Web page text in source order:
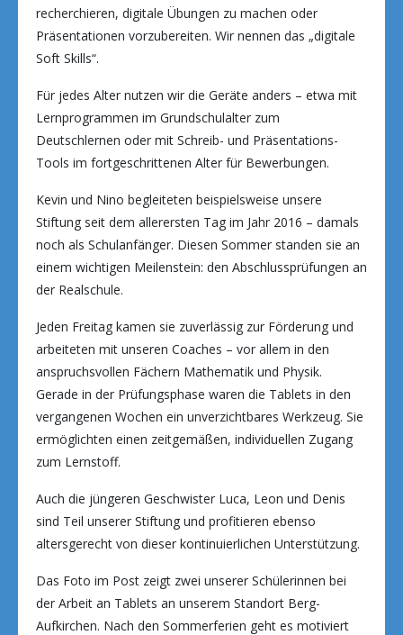
recherchieren, digitale Übungen zu machen oder
Präsentationen vorzubereiten. Wir nennen das „digitale
Soft Skills“.
Für jedes Alter nutzen wir die Geräte anders – etwa mit
Lernprogrammen im Grundschulalter zum
Deutschlernen oder mit Schreib- und Präsentations-
Tools im fortgeschrittenen Alter für Bewerbungen.
Kevin und Nino begleiteten beispielsweise unsere
Stiftung seit dem allerersten Tag im Jahr 2016 – damals
noch als Schulanfänger. Diesen Sommer standen sie an
einem wichtigen Meilenstein: den Abschlussprüfungen an
der Realschule.
Jeden Freitag kamen sie zuverlässig zur Förderung und
arbeiteten mit unseren Coaches – vor allem in den
anspruchsvollen Fächern Mathematik und Physik.
Gerade in der Prüfungsphase waren die Tablets in den
vergangenen Wochen ein unverzichtbares Werkzeug. Sie
ermöglichten einen zeitgemäßen, individuellen Zugang
zum Lernstoff.
Auch die jüngeren Geschwister Luca, Leon und Denis
sind Teil unserer Stiftung und profitieren ebenso
altersgerecht von dieser kontinuierlichen Unterstützung.
Das Foto im Post zeigt zwei unserer Schülerinnen bei
der Arbeit an Tablets an unserem Standort Berg-
Aufkirchen. Nach den Sommerferien geht es motiviert